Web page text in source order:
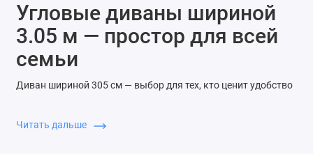
Угловые диваны шириной
3.05 м — простор для всей
семьи
Диван шириной 305 см — выбор для тех, кто ценит удобство
Читать дальше